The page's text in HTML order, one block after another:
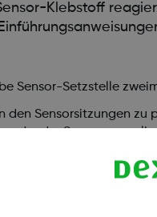
Klebstoff
Sensor-Setzstelle
den Sensorsitzungen
der der Sensor am
(Juckreiz, Brennen und/